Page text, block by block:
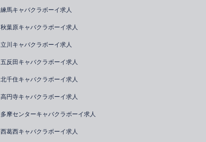
練馬キャバクラボーイ求人
秋葉原キャバクラボーイ求人
立川キャバクラボーイ求人
五反田キャバクラボーイ求人
北千住キャバクラボーイ求人
高円寺キャバクラボーイ求人
多摩センターキャバクラボーイ求人
西葛西キャバクラボーイ求人